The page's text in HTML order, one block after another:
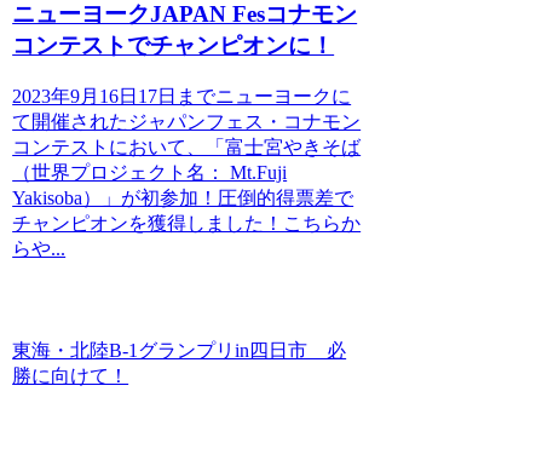
ニューヨークJAPAN Fesコナモン
コンテストでチャンピオンに！
2023年9月16日17日までニューヨークに
て開催されたジャパンフェス・コナモン
コンテストにおいて、「富士宮やきそば
（世界プロジェクト名： Mt.Fuji
Yakisoba）」が初参加！圧倒的得票差で
チャンピオンを獲得しました！こちらか
らや...
東海・北陸B-1グランプリin四日市 必
勝に向けて！